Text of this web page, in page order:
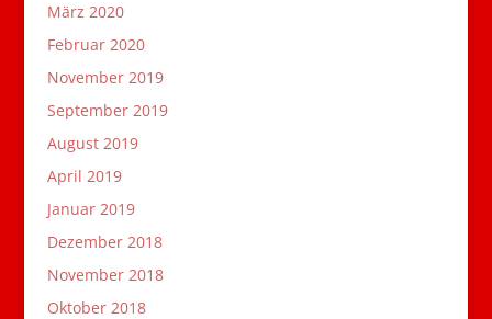
März 2020
Februar 2020
November 2019
September 2019
August 2019
April 2019
Januar 2019
Dezember 2018
November 2018
Oktober 2018